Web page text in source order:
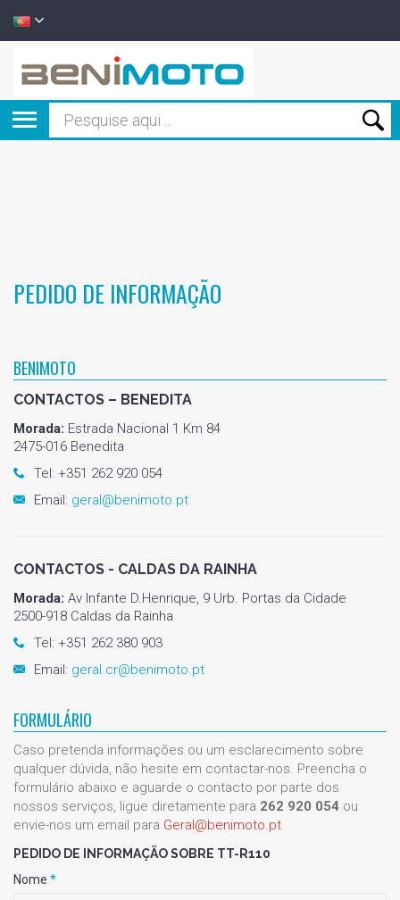
PEDIDO DE INFORMAÇÃO
BENIMOTO
CONTACTOS – BENEDITA
Morada: Estrada Nacional 1 Km 84
2475-016 Benedita
Tel: +351 262 920 054
Email: geral@benimoto.pt
CONTACTOS - CALDAS DA RAINHA
Morada: Av Infante D.Henrique, 9 Urb. Portas da Cidade
2500-918 Caldas da Rainha
Tel: +351 262 380 903
Email: geral.cr@benimoto.pt
FORMULÁRIO
Caso pretenda informações ou um esclarecimento sobre
qualquer dúvida, não hesite em contactar-nos. Preencha o
formulário abaixo e aguarde o contacto por parte dos
nossos serviços, ligue diretamente para 262 920 054 ou
envie-nos um email para Geral@benimoto.pt
PEDIDO DE INFORMAÇÃO SOBRE TT-R110
Nome *